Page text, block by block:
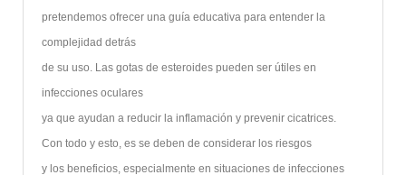
pretendemos ofrecer una guía educativa para entender la
complejidad detrás
de su uso. Las gotas de esteroides pueden ser útiles en
infecciones oculares
ya que ayudan a reducir la inflamación y prevenir cicatrices.
Con todo y esto, es se deben de considerar los riesgos
y los beneficios, especialmente en situaciones de infecciones